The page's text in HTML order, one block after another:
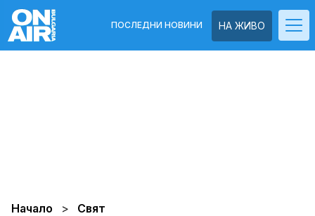
НА ЖИВО
ПОСЛЕДНИ НОВИНИ
Начало Свят